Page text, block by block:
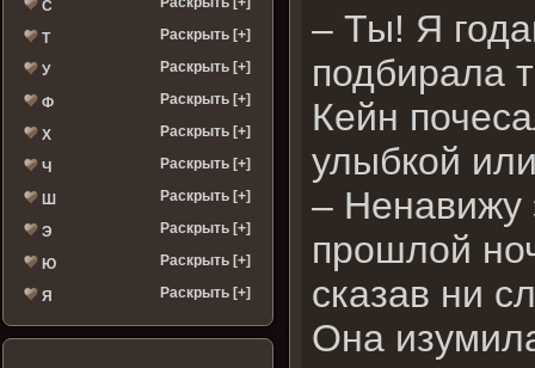
С
Т Раскрыть [+]
У Раскрыть [+]
Ф Раскрыть [+]
Х Раскрыть [+]
Ч Раскрыть [+]
Ш Раскрыть [+]
Э Раскрыть [+]
Ю Раскрыть [+]
Я Раскрыть [+]
– Ты! Я
подбирала
Кейн
улыбкой
– Ненавижу
прошлой
сказав ни
Она